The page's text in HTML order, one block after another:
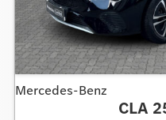
Mercedes-Benz
CLA